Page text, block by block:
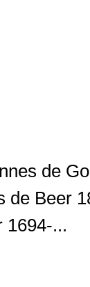
de
de Beer
1694-...